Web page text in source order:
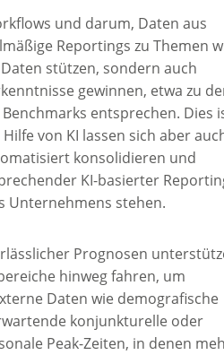
und darum, Daten aus
Reportings zu Themen
stützen, sondern auch
gewinnen, etwa zu
entsprechen. Dies
von KI lassen sich aber
konsolidieren und
KI-basierter
Unternehmens stehen.
Prognosen
hinweg fahren, um
Daten wie demografische
konjunkturelle oder
Peak-Zeiten, in denen